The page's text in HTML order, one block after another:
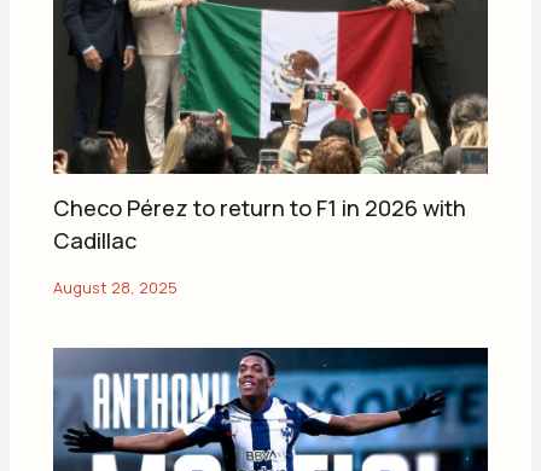
Checo Pérez to return to F1 in 2026 with
Cadillac